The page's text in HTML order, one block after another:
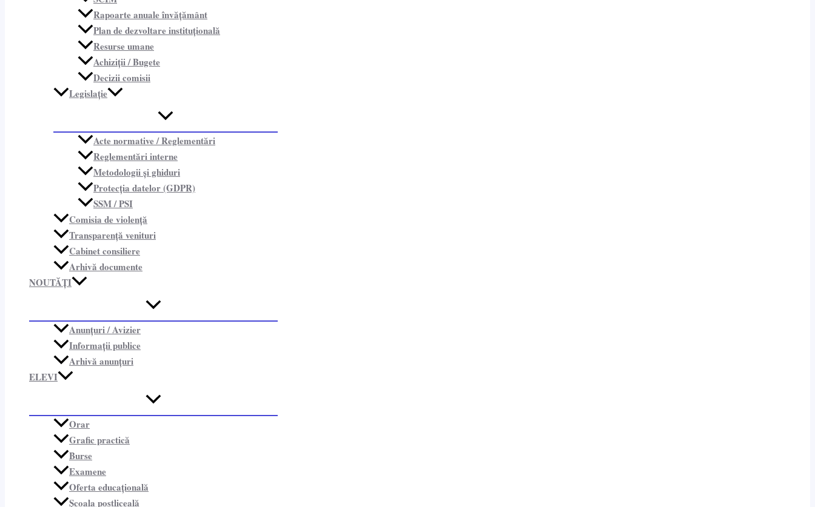
Rapoarte anuale învățământ
Plan de dezvoltare instituțională
Resurse umane
Achiziții / Bugete
Decizii comisii
Legislație
Acte normative / Reglementări
Reglementări interne
Metodologii și ghiduri
Protecția datelor (GDPR)
SSM / PSI
Comisia de violență
Transparență venituri
Cabinet consiliere​
Arhivă documente
NOUTĂȚI
Anunțuri / Avizier
Informații publice​
Arhivă anunțuri
ELEVI
Orar
Grafic practică
Burse
Examene
Oferta educațională
Școala postliceală